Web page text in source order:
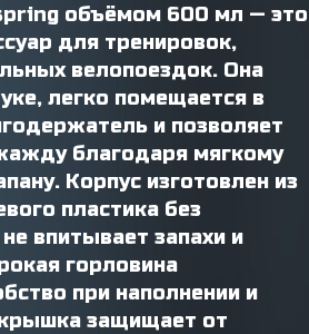
объёмом 600 мл — это
для тренировок,
велопоездок. Она
легко помещается в
и позволяет
благодаря мягкому
Корпус изготовлен из
пластика без
впитывает запахи и
горловина
при наполнении и
защищает от